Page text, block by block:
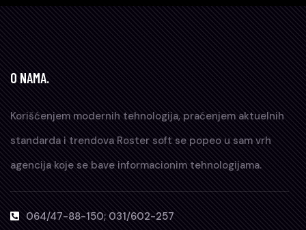
O NAMA.
Korišćenjem modernih tehnologija, praćenjem aktuelnih
standarda i trendova Roster soft se popeo u sam vrh
agencija koje se bave informacionim tehnologijama.
064/47-88-150; 031/602-257